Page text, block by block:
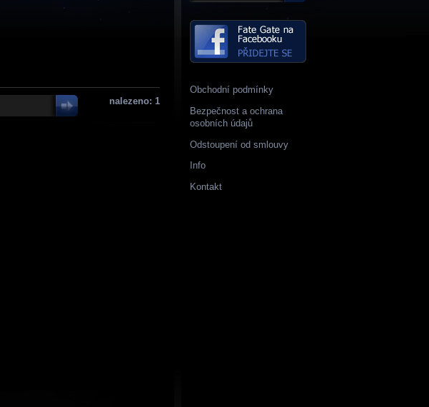
nalezeno: 1
Obchodní podmínky
Bezpečnost a ochrana
osobních údajů
Odstoupení od smlouvy
Info
Kontakt